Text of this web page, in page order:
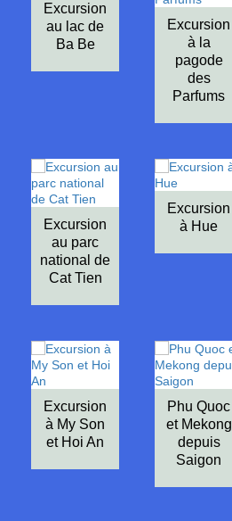
Excursion
au lac de
Ba Be
Excursion
à la
pagode
des
Parfums
Excursion
au parc
national de
Cat Tien
Excursion
à Hue
Excursion
à My Son
et Hoi An
Phu Quoc
et Mekong
depuis
Saigon